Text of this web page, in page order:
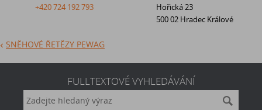
+420 724 192 793
Hořická 23
500 02 Hradec Králové
SNĚHOVÉ ŘETĚZY PEWAG
FULLTEXTOVÉ VYHLEDÁVÁNÍ